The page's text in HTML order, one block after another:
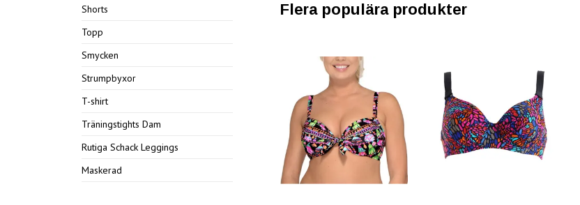
Shorts
Topp
Smycken
Strumpbyxor
T-shirt
Träningstights Dam
Rutiga Schack Leggings
Maskerad
Flera populära produkter